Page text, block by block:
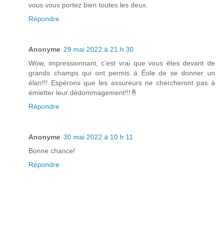
vous vous portez bien toutes les deux.
Répondre
Anonyme 29 mai 2022 à 21 h 30
Wow, impressionnant, c’est vrai que vous êtes devant de
grands champs qui ont permis à Éole de se donner un
élan!!! Espérons que les assureurs ne chercheront pas à
émietter leur dédommagement!!!🤞
Répondre
Anonyme 30 mai 2022 à 10 h 11
Bonne chance!
Répondre